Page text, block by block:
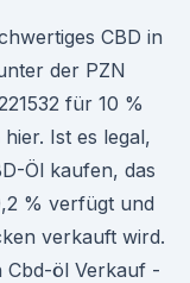
CBD in
der PZN
für 10 %
Ist es legal,
Öl kaufen, das
% verfügt und
verkauft wird.
Cbd-öl Verkauf -